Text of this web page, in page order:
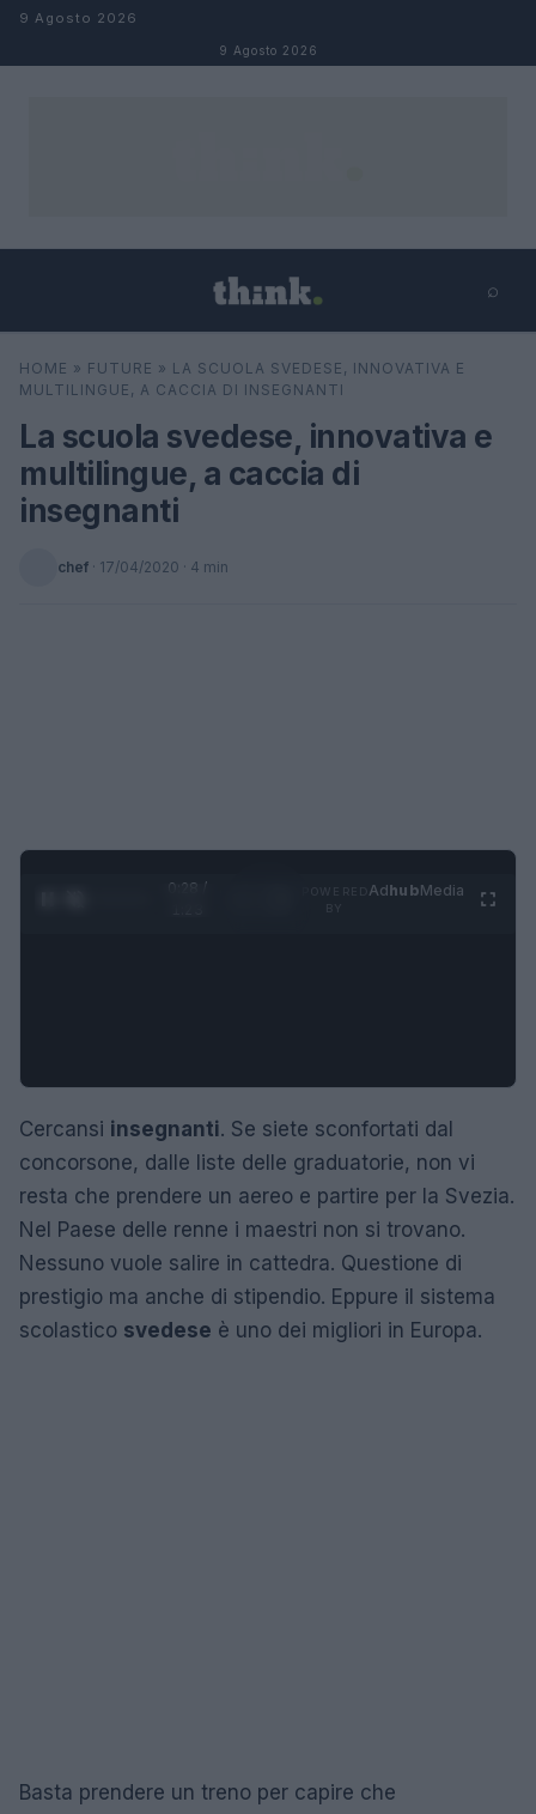
Salta al contenuto
9 Agosto 2026
9 Agosto 2026
⌕
Cerca ⌕
HOME » FUTURE » LA SCUOLA SVEDESE, INNOVATIVA E
MULTILINGUE, A CACCIA DI INSEGNANTI
La scuola svedese, innovativa e
multilingue, a caccia di
insegnanti
chef · 17/04/2020 · 4 min
0:29 /
AdhubMedia
Cercansi insegnanti. Se siete sconfortati dal
concorsone, dalle liste delle graduatorie, non vi
resta che prendere un aereo e partire per la Svezia.
Nel Paese delle renne i maestri non si trovano.
Nessuno vuole salire in cattedra. Questione di
prestigio ma anche di stipendio. Eppure il sistema
scolastico svedese è uno dei migliori in Europa.
Basta prendere un treno per capire che